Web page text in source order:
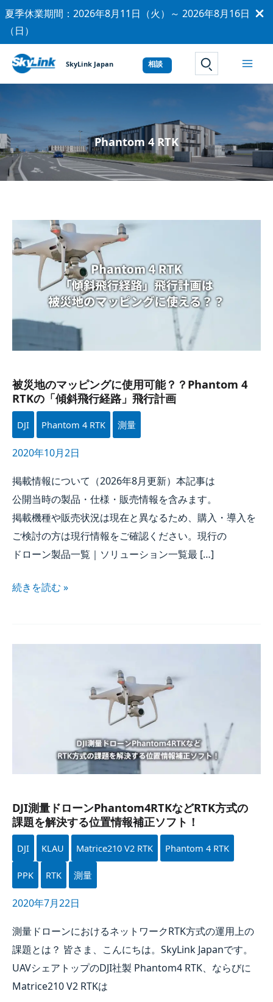
夏季休業期間：2026年8月11日（火）～ 2026年8月16日
（日）
内
を
ッ
SkyLink Japan サイト内検索
Phantom 4 RTK
被災地の​マッピングに​使用可能？？​Phantom 4
RTKの​「傾斜飛行経路」飛行計画
DJI Phantom 4 RTK 測量
2020年10月2日
掲載情報に​ついて​（2026年8月更新）本記事は​
公開当時の​製品・仕様・販売情報を​含みます。​
掲載機種や​販売状況は​現在と​異なる​ため、​購入・導入を​
ご検討の​方は​現行情報を​ご確認ください。​現行の​
ドローン製品一覧｜ソリューション一覧​最 […​]
被災地の​
マッピングに​
使用可能？？​
Phantom
RTKの​
「傾斜飛行経路」
続きを​読む »
DJI測量ドローンPhantom4RTKなど​RTK方​式の​
課題を​解決する​位置情報補正ソフト！
DJI KLAU Matrice210 V2 RTK Phantom 4 RTK
PPK RTK 測量
2020年7月22日
測量ドローンに​おける​ネットワークRTK方​式の​運用上の​
課題とは？​ 皆さま、​こんにちは。​ SkyLink Japanです。​
UAVシェアトップの​DJI社製 Phantom4 RTK、​ならびに​
Matrice210 V2 RTKは
位置情報補正ソフト！